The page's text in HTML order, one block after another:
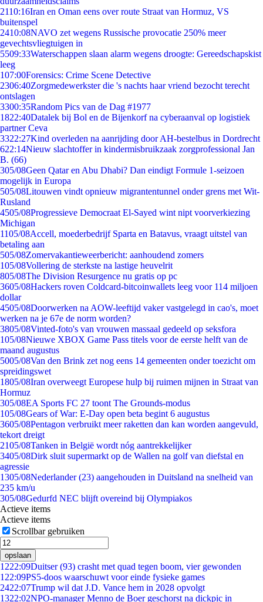
2110:16Iran en Oman eens over route Straat van Hormuz, VS
buitenspel
2410:08NAVO zet wegens Russische provocatie 250% meer
gevechtsvliegtuigen in
5509:33Waterschappen slaan alarm wegens droogte: Gereedschapskist
leeg
107:00Forensics: Crime Scene Detective
2306:40Zorgmedewerkster die 's nachts haar vriend bezocht terecht
ontslagen
3300:35Random Pics van de Dag #1977
1822:40Datalek bij Bol en de Bijenkorf na cyberaanval op logistiek
partner Ceva
3322:27Kind overleden na aanrijding door AH-bestelbus in Dordrecht
622:14Nieuw slachtoffer in kindermisbruikzaak zorgprofessional Jan
B. (66)
305/08Geen Qatar en Abu Dhabi? Dan eindigt Formule 1-seizoen
mogelijk in Europa
505/08Litouwen vindt opnieuw migrantentunnel onder grens met Wit-
Rusland
4505/08Progressieve Democraat El-Sayed wint nipt voorverkiezing
Michigan
1105/08Accell, moederbedrijf Sparta en Batavus, vraagt uitstel van
betaling aan
505/08Zomervakantieweerbericht: aanhoudend zomers
105/08Vollering de sterkste na lastige heuvelrit
805/08The Division Resurgence nu gratis op pc
3605/08Hackers roven Coldcard-bitcoinwallets leeg voor 114 miljoen
dollar
4505/08Doorwerken na AOW-leeftijd vaker vastgelegd in cao's, moet
werken na je 67e de norm worden?
3805/08Vinted-foto's van vrouwen massaal gedeeld op seksfora
105/08Nieuwe XBOX Game Pass titels voor de eerste helft van de
maand augustus
5005/08Van den Brink zet nog eens 14 gemeenten onder toezicht om
spreidingswet
1805/08Iran overweegt Europese hulp bij ruimen mijnen in Straat van
Hormuz
305/08EA Sports FC 27 toont The Grounds-modus
105/08Gears of War: E-Day open beta begint 6 augustus
3605/08Pentagon verbruikt meer raketten dan kan worden aangevuld,
tekort dreigt
2105/08Tanken in België wordt nóg aantrekkelijker
3405/08Dirk sluit supermarkt op de Wallen na golf van diefstal en
agressie
1305/08Nederlander (23) aangehouden in Duitsland na snelheid van
235 km/u
305/08Gedurfd NEC blijft overeind bij Olympiakos
Actieve items
Actieve items
Scrollbar gebruiken
opslaan
1222:09Duitser (93) crasht met quad tegen boom, vier gewonden
1 22:09PS5-doos waarschuwt voor einde fysieke games
2422:07Trump wil dat J.D. Vance hem in 2028 opvolgt
1322:02NPO-manager Menno de Boer geschorst na dickpic in